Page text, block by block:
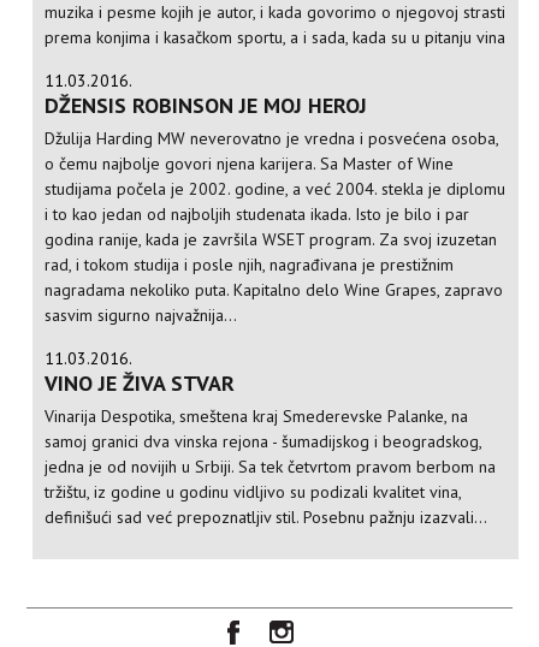
muzika i pesme kojih je autor, i kada govorimo o njegovoj strasti
prema konjima i kasačkom sportu, a i sada, kada su u pitanju vina
11.03.2016.
DŽENSIS ROBINSON JE MOJ HEROJ
Džulija Harding MW neverovatno je vredna i posvećena osoba,
o čemu najbolje govori njena karijera. Sa Master of Wine
studijama počela je 2002. godine, a već 2004. stekla je diplomu
i to kao jedan od najboljih studenata ikada. Isto je bilo i par
godina ranije, kada je završila WSET program. Za svoj izuzetan
rad, i tokom studija i posle njih, nagrađivana je prestižnim
nagradama nekoliko puta. Kapitalno delo Wine Grapes, zapravo
sasvim sigurno najvažnija...
11.03.2016.
VINO JE ŽIVA STVAR
Vinarija Despotika, smeštena kraj Smederevske Palanke, na
samoj granici dva vinska rejona - šumadijskog i beogradskog,
jedna je od novijih u Srbiji. Sa tek četvrtom pravom berbom na
tržištu, iz godine u godinu vidljivo su podizali kvalitet vina,
definišući sad već prepoznatljiv stil. Posebnu pažnju izazvali...